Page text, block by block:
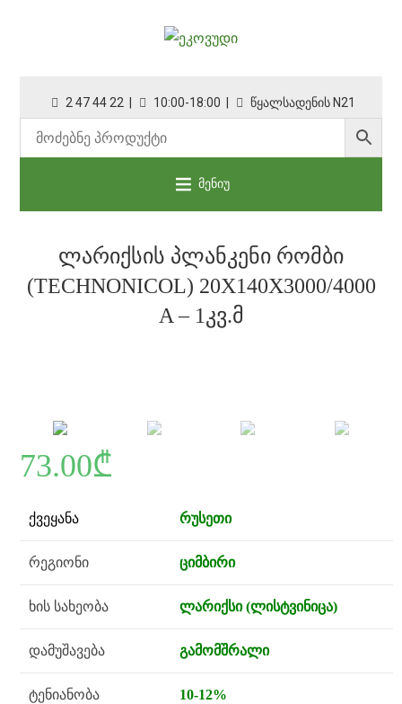
2 47 44 22 | 10:00-18:00 | წყალსადენის N21
მენიუ
ᲚᲐᲠᲘᲥᲡᲘᲡ ᲞᲚᲐᲜᲙᲔᲜᲘ ᲠᲝᲛᲑᲘ
(TECHNONICOL) 20X140X3000/4000
A – 1ᲙᲕ.Მ
73.00₾
ქვეყანა რუსეთი
რეგიონი ციმბირი
ხის სახეობა ლარიქსი (ლისტვინიცა)
დამუშავება გამომშრალი
ტენიანობა 10-12%